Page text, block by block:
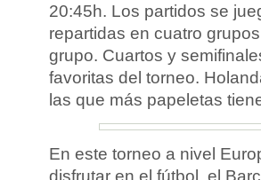
20:45h. Los partidos se
repartidas en cuatro
grupo. Cuartos y
favoritas del torneo.
las que más papeletas
En este torneo a nivel
disfrutar en el fútbol, el